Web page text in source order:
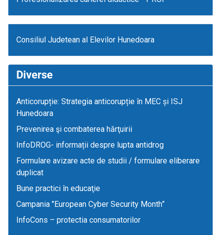
Consiliul Judetean al Elevilor Hunedoara
Diverse
Anticorupție: Strategia anticorupție în MEC și ISJ
Hunedoara
Prevenirea şi combaterea hărţuirii
InfoDROG- informații despre lupta antidrog
Formulare avizare acte de studii / formulare eliberare
duplicat
Bune practici în educaţie
Campania "European Cyber Security Month”
InfoCons – protectia consumatorilor